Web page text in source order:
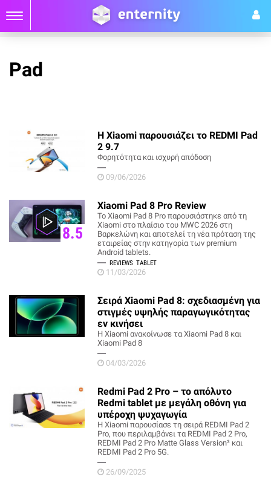
Pad
Η Xiaomi παρουσιάζει το REDMI Pad
2 9.7
Φορητότητα και ισχυρή απόδοση
09/06/2026
8.5
Xiaomi Pad 8 Pro Review
Το Xiaomi Pad 8 Pro παρουσιάστηκε από τη
Xiaomi στο πλαίσιο του MWC 2026 στη
Βαρκελώνη και αποτελεί τη νέα πρόταση της
εταιρείας στην κατηγορία των premium
Android tablets.
REVIEWS TABLET
11/03/2026
Σειρά Xiaomi Pad 8: σχεδιασμένη για
στιγμές υψηλής παραγωγικότητας
εν κινήσει
Η Xiaomi ανακοίνωσε τα Xiaomi Pad 8 και
Xiaomi Pad 8
04/03/2026
Redmi Pad 2 Pro – το απόλυτο
Redmi tablet με μεγάλη οθόνη για
υπέροχη ψυχαγωγία
Η Xiaomi παρουσίασε τη σειρά REDMI Pad 2
Pro, που περιλαμβάνει τα REDMI Pad 2 Pro,
REDMI Pad 2 Pro Matte Glass Version³ και
REDMI Pad 2 Pro 5G.
26/09/2025